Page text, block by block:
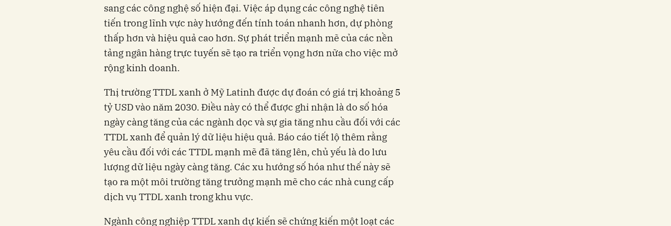
sang các công nghệ số hiện đại. Việc áp dụng các công nghệ tiên
tiến trong lĩnh vực này hướng đến tính toán nhanh hơn, dự phòng
thấp hơn và hiệu quả cao hơn. Sự phát triển mạnh mẽ của các nền
tảng ngân hàng trực tuyến sẽ tạo ra triển vọng hơn nữa cho việc mở
rộng kinh doanh.
Thị trường TTDL xanh ở Mỹ Latinh được dự đoán có giá trị khoảng 5
tỷ USD vào năm 2030. Điều này có thể được ghi nhận là do số hóa
ngày càng tăng của các ngành dọc và sự gia tăng nhu cầu đối với các
TTDL xanh để quản lý dữ liệu hiệu quả. Báo cáo tiết lộ thêm rằng
yêu cầu đối với các TTDL mạnh mẽ đã tăng lên, chủ yếu là do lưu
lượng dữ liệu ngày càng tăng. Các xu hướng số hóa như thế này sẽ
tạo ra một môi trường tăng trưởng mạnh mẽ cho các nhà cung cấp
dịch vụ TTDL xanh trong khu vực.
Ngành công nghiệp TTDL xanh dự kiến sẽ chứng kiến một loạt các